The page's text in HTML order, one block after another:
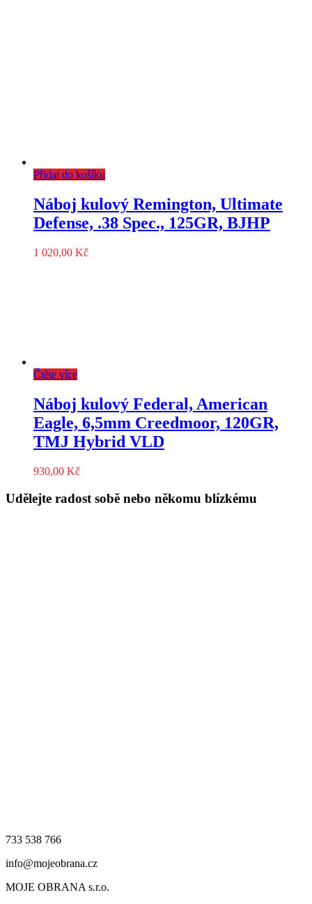
Přidat do košíku
Náboj kulový Remington, Ultimate
Defense, .38 Spec., 125GR, BJHP
1 020,00 Kč
Čtěte více
Náboj kulový Federal, American
Eagle, 6,5mm Creedmoor, 120GR,
TMJ Hybrid VLD
930,00 Kč
Udělejte radost sobě nebo někomu blízkému
733 538 766
info@mojeobrana.cz
MOJE OBRANA s.r.o.